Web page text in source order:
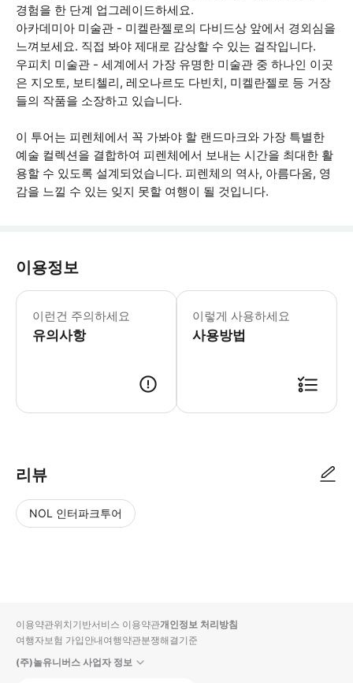
경험을 한 단계 업그레이드하세요.
아카데미아 미술관 - 미켈란젤로의 다비드상 앞에서 경외심을
느껴보세요. 직접 봐야 제대로 감상할 수 있는 걸작입니다.
우피치 미술관 - 세계에서 가장 유명한 미술관 중 하나인 이곳
은 지오토, 보티첼리, 레오나르도 다빈치, 미켈란젤로 등 거장
들의 작품을 소장하고 있습니다.
이 투어는 피렌체에서 꼭 가봐야 할 랜드마크와 가장 특별한
예술 컬렉션을 결합하여 피렌체에서 보내는 시간을 최대한 활
용할 수 있도록 설계되었습니다. 피렌체의 역사, 아름다움, 영
감을 느낄 수 있는 잊지 못할 여행이 될 것입니다.
이용정보
이런건 주의하세요
유의사항
• 매월 첫 번째 일요일: 아카데미아와
이렇게 사용하세요
사용방법
리뷰
NOL 인터파크투어
입니
다.
순
상
이용약관위치기반서비스 이용약관개인정보 처리방침
여행자보험 가입안내여행약관분쟁해결기준
(주)놀유니버스 사업자 정보